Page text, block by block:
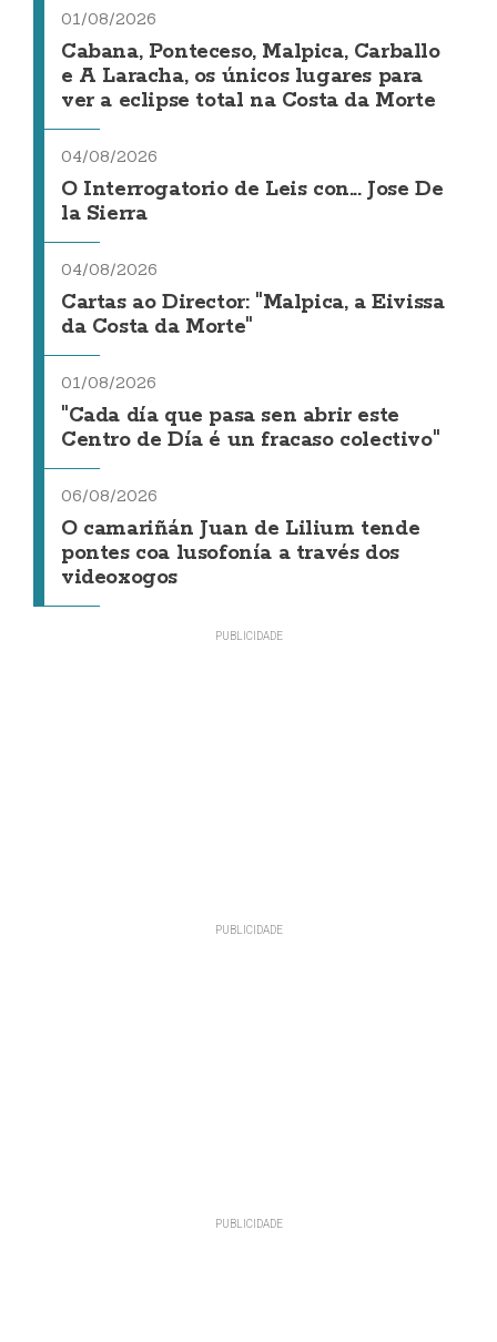
01/08/2026
Cabana, Ponteceso, Malpica, Carballo
e A Laracha, os únicos lugares para
ver a eclipse total na Costa da Morte
04/08/2026
O Interrogatorio de Leis con... Jose De
la Sierra
04/08/2026
Cartas ao Director: "Malpica, a Eivissa
da Costa da Morte"
01/08/2026
"Cada día que pasa sen abrir este
Centro de Día é un fracaso colectivo"
06/08/2026
O camariñán Juan de Lilium tende
pontes coa lusofonía a través dos
videoxogos